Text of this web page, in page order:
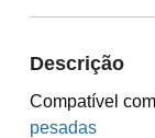
Descrição
Compatível
pesadas